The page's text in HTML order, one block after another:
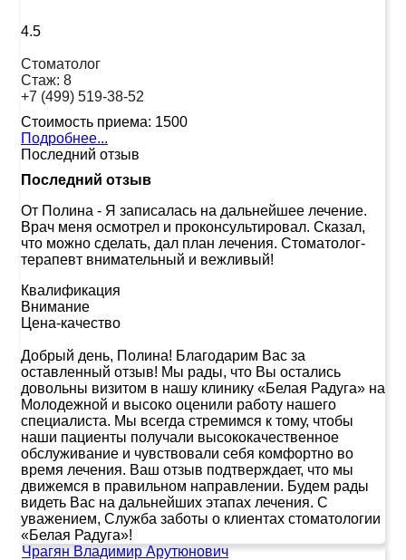
4.5
Стоматолог
Стаж: 8
+7 (499) 519-38-52
Стоимость приема: 1500
Подробнее...
Последний отзыв
Последний отзыв
От Полина - Я записалась на дальнейшее лечение.
Врач меня осмотрел и проконсультировал. Сказал,
что можно сделать, дал план лечения. Стоматолог-
терапевт внимательный и вежливый!
Квалификация
Внимание
Цена-качество
Добрый день, Полина! Благодарим Вас за
оставленный отзыв! Мы рады, что Вы остались
довольны визитом в нашу клинику «Белая Радуга» на
Молодежной и высоко оценили работу нашего
специалиста. Мы всегда стремимся к тому, чтобы
наши пациенты получали высококачественное
обслуживание и чувствовали себя комфортно во
время лечения. Ваш отзыв подтверждает, что мы
движемся в правильном направлении. Будем рады
видеть Вас на дальнейших этапах лечения. С
уважением, Служба заботы о клиентах стоматологии
«Белая Радуга»!
Чрагян Владимир Арутюнович